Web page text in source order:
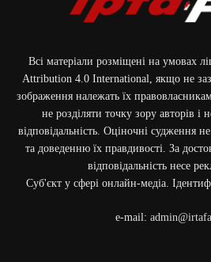
Всі матеріали розміщені на умовах
Attribution 4.0 International, якщо не
зображення належать їх
не розділяти точку зору авторів і
відповідальність. Оціночні судження
та доведенню їх правдивості. За
відповідальність несе
Cуб'єкт у сфері онлайн-медіа.
e-mail: